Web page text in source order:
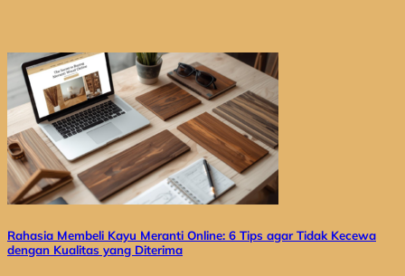
Rahasia Membeli Kayu Meranti Online: 6 Tips agar Tidak Kecewa
dengan Kualitas yang Diterima